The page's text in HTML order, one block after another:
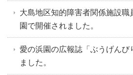
大島地区知的障害者関係施設
園で開催されました。
愛の浜園の広報誌「ぶうげんび
ました。